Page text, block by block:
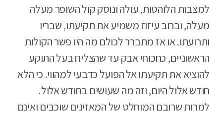
למצבות הלוהטות, עולה ונוסק קול השופר מעלה
מעלה, וברוב עיזוז משמיע את תקיעתו, שבריו
ותרועתו. או אז מתברר לכולם מה היו פשר הקולות
הראשוניים, כחכוחי אבק עד שהצליח בעל התוקע
להוציא את תקיעתו אל הפועל כדבעי למהווי. כי הלא
חודש אלול היום, וזה מה שעושים בחודש אלול.
למרות שרובם המוחלט של המאזינים שוכבים ואינם